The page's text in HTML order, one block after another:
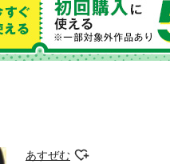
あすぜむ